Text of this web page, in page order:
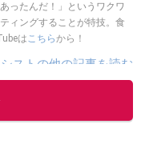
ったんだ！」というワクワ
ィングすることが特技。食
はこちらから！
ストの他の記事を読む